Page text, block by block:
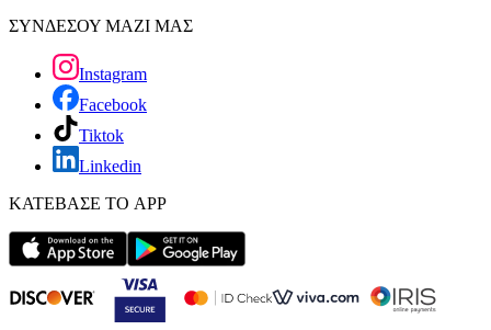
ΣΥΝΔΕΣΟΥ ΜΑΖΙ ΜΑΣ
Instagram
Facebook
Tiktok
Linkedin
ΚΑΤΕΒΑΣΕ ΤΟ APP